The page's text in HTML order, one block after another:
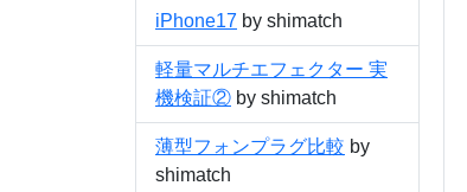
iPhone17 by shimatch
軽量マルチエフェクター 実
機検証② by shimatch
薄型フォンプラグ比較 by
shimatch